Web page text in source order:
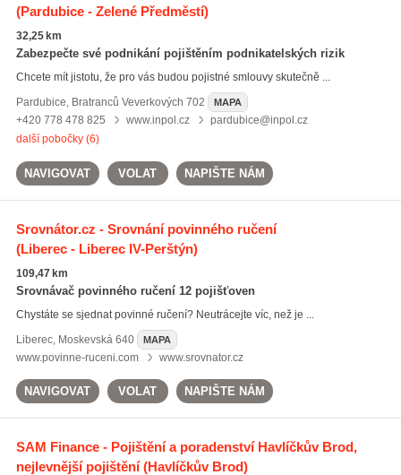
(Pardubice - Zelené Předměstí)
32,25 km
Zabezpečte své podnikání pojištěním podnikatelských rizik
Chcete mít jistotu, že pro vás budou pojistné smlouvy skutečně ...
Pardubice, Bratranců Veverkových 702 MAPA
+420 778 478 825 www.inpol.cz
pardubice@inpol.cz
další pobočky (6)
NAVIGOVAT VOLAT NAPIŠTE NÁM
Srovnátor.cz - Srovnání povinného ručení
(Liberec - Liberec IV-Perštýn)
109,47 km
Srovnávač povinného ručení 12 pojišťoven
Chystáte se sjednat povinné ručení? Neutrácejte víc, než je ...
Liberec, Moskevská 640 MAPA
www.povinne-ruceni.com www.srovnator.cz
NAVIGOVAT VOLAT NAPIŠTE NÁM
SAM Finance - Pojištění a poradenství Havlíčkův Brod,
nejlevnější pojištění(Havlíčkův Brod)